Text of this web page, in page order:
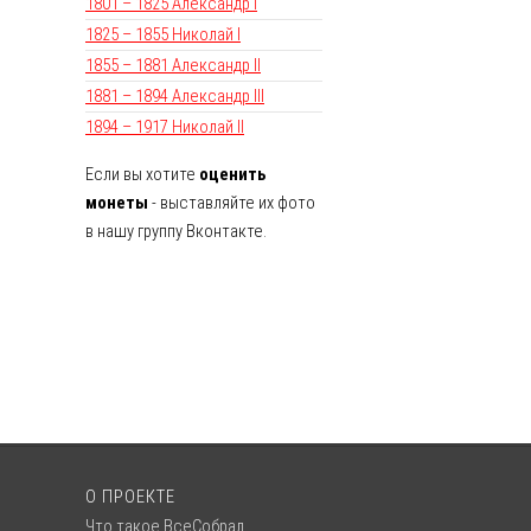
1825 – 1855 Николай I
1855 – 1881 Александр II
1881 – 1894 Александр III
1894 – 1917 Николай II
Если вы хотите оценить
монеты - выставляйте их фото
в нашу группу Вконтакте.
О ПРОЕКТЕ
Что такое ВсеСобрал